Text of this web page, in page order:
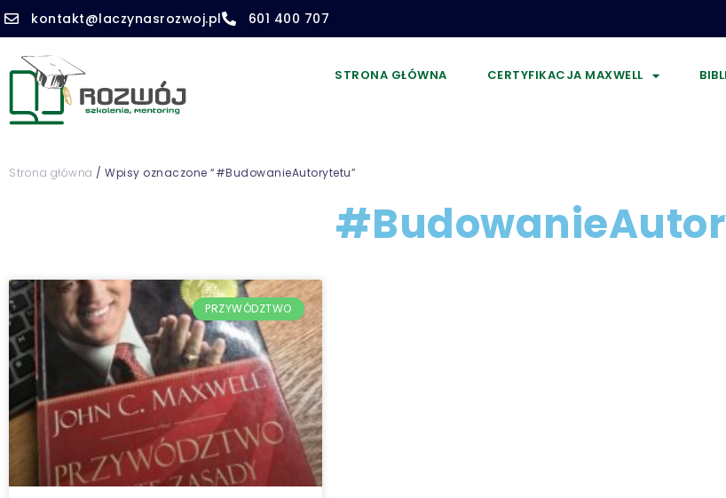
kontakt@laczynasrozwoj.pl 601 400 707
STRONA GŁÓWNA CERTYFIKACJA MAXWELL
Strona główna / Wpisy oznaczone “#BudowanieAutorytetu”
PRZYWÓDZTWO